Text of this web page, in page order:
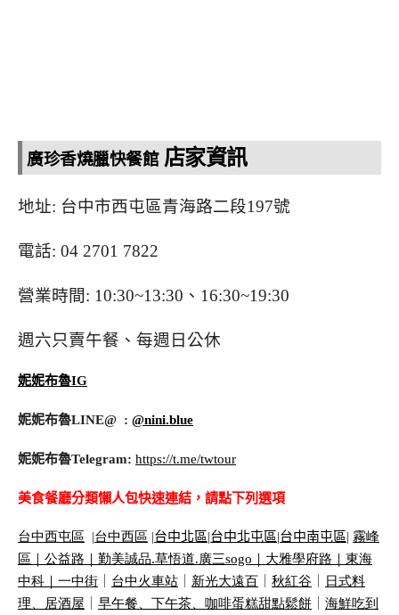
廣珍香燒臘快餐館店家資訊
地址: 台中市西屯區青海路二段197號
電話: 04 2701 7822
營業時間: 10:30~13:30、16:30~19:30
週六只賣午餐、每週日公休
妮妮布魯IG
妮妮布魯LINE@ : @nini.blue
妮妮布魯Telegram: https://t.me/twtour
美食餐廳分類懶人包快速連結，請點下列選項
台中西屯區 |台中西區 |台中北區|台中北屯區|台中南屯區| 霧峰
區｜ 公益路｜ 勤美誠品.草悟道.廣三sogo 大雅學府路｜ 東海
中科｜ 一中街 台中火車站 新光大遠百 秋紅谷
日式料
理、居酒屋
早午餐、下午茶、咖啡蛋糕甜點鬆餅
海鮮吃到